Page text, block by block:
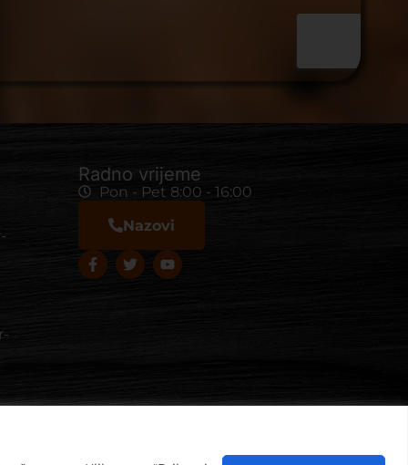
Radno vrijeme
Pon - Pet 8:00 - 16:00
Nazovi